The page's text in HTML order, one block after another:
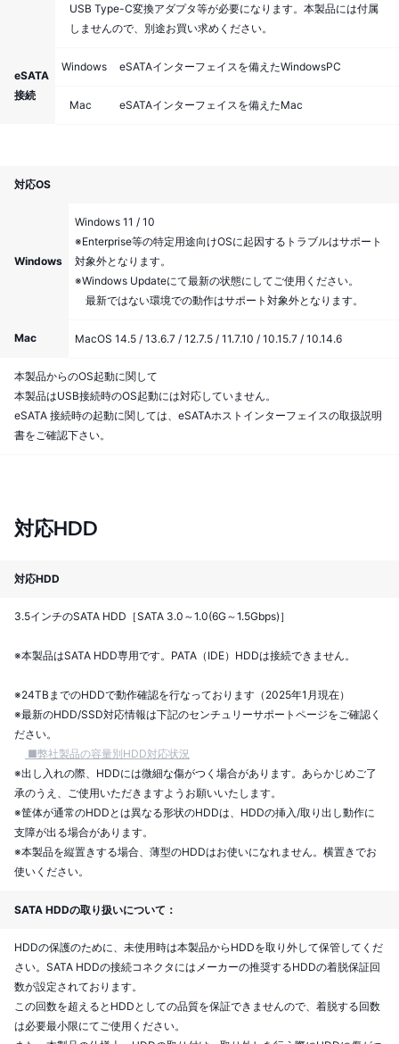
USB Type-C変換アダプタ等が必要になります。本製品には付属
しませんので、別途お買い求めください。
eSATA
接続
Windows eSATAインターフェイスを備えたWindowsPC
Mac eSATAインターフェイスを備えたMac
対応OS
Windows
Windows 11 / 10
※Enterprise等の特定用途向けOSに起因するトラブルはサポート
対象外となります。
※Windows Updateにて最新の状態にしてご使用ください。
最新ではない環境での動作はサポート対象外となります。
Mac MacOS 14.5 / 13.6.7 / 12.7.5 / 11.7.10 / 10.15.7 / 10.14.6
本製品からのOS起動に関して
本製品はUSB接続時のOS起動には対応していません。
eSATA 接続時の起動に関しては、eSATAホストインターフェイスの取扱説明
書をご確認下さい。
対応HDD
対応HDD
3.5インチのSATA HDD［SATA 3.0～1.0(6G～1.5Gbps)］
※本製品はSATA HDD専用です。PATA（IDE）HDDは接続できません。
※24TBまでのHDDで動作確認を行なっております（2025年1月現在）
※最新のHDD/SSD対応情報は下記のセンチュリーサポートページをご確認く
ださい。
■弊社製品の容量別HDD対応状況
※出し入れの際、HDDには微細な傷がつく場合があります。あらかじめご了
承のうえ、ご使用いただきますようお願いいたします。
※筐体が通常のHDDとは異なる形状のHDDは、HDDの挿入/取り出し動作に
支障が出る場合があります。
※本製品を縦置きする場合、薄型のHDDはお使いになれません。横置きでお
使いください。
SATA HDDの取り扱いについて：
HDDの保護のために、未使用時は本製品からHDDを取り外して保管してくだ
さい。SATA HDDの接続コネクタにはメーカーの推奨するHDDの着脱保証回
数が設定されております。
この回数を超えるとHDDとしての品質を保証できませんので、着脱する回数
は必要最小限にてご使用ください。